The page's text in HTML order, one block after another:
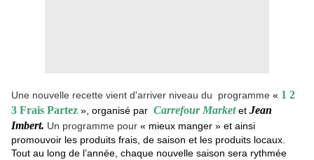
Une nouvelle recette vient d'arriver niveau du programme « 1 2
3 Frais Partez », organisé par Carrefour Market et Jean
Imbert. Un programme pour « mieux manger » et ainsi
promouvoir les produits frais, de saison et les produits locaux.
Tout au long de l’année, chaque nouvelle saison sera rythmée